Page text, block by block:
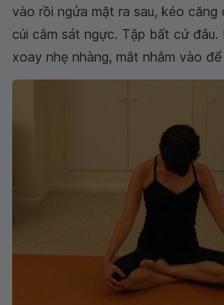
vào rồi ngửa mặt ra sau, kéo căng
cúi cằm sát ngực. Tập bất cứ đâu.
xoay nhẹ nhàng, mắt nhắm vào